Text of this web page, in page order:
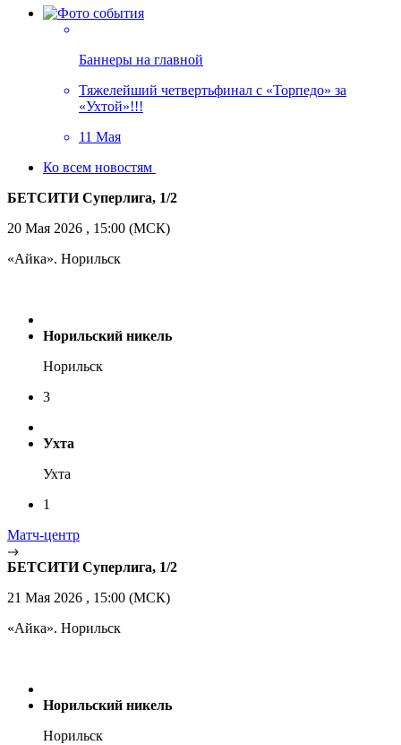
Баннеры на главной
Тяжелейший четвертьфинал с «Торпедо» за
«Ухтой»!!!
11 Мая
Ко всем новостям
БЕТСИТИ Суперлига, 1/2
20 Мая 2026 , 15:00 (МСК)
«Айка». Норильск
Норильский никель
Норильск
3
Ухта
Ухта
1
Матч-центр
БЕТСИТИ Суперлига, 1/2
21 Мая 2026 , 15:00 (МСК)
«Айка». Норильск
Норильский никель
Норильск